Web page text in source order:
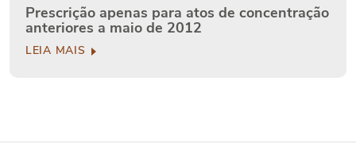
Prescrição apenas para atos de concentração
anteriores a maio de 2012
LEIA MAIS